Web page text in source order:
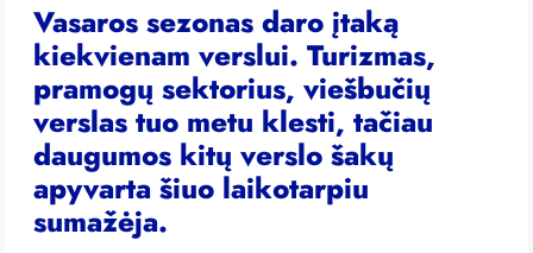
Vasaros sezonas daro įtaką
kiekvienam verslui. Turizmas,
pramogų sektorius, viešbučių
verslas tuo metu klesti, tačiau
daugumos kitų verslo šakų
apyvarta šiuo laikotarpiu
sumažėja.